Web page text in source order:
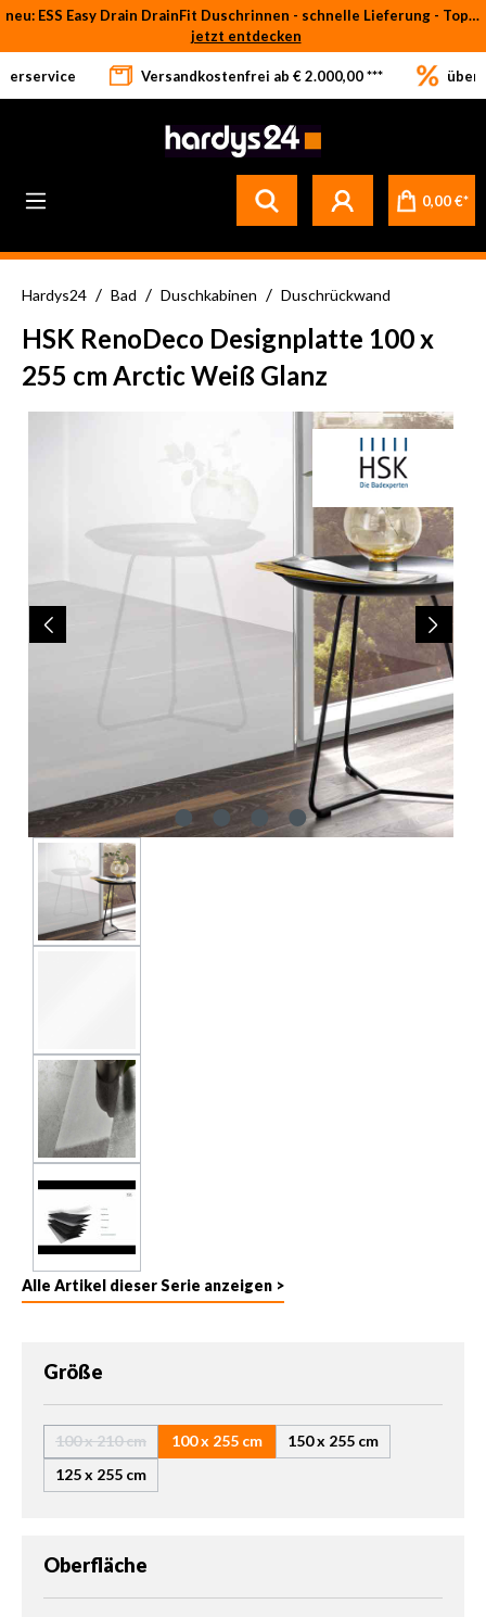
Zum Hauptinhalt springen
neu: ESS Easy Drain DrainFit Duschrinnen - schnelle Lieferung - Top-Preise
jetzt entdecken
Versandkostenfrei ab € 2.000,00 *** über
0,00 €*
Hardys24 / Bad / Duschkabinen / Duschrückwand
HSK RenoDeco Designplatte 100 x
255 cm Arctic Weiß Glanz
Alle Artikel dieser Serie anzeigen >
Größe
100 x 210 cm 100 x 255 cm
150 x 255 cm
125 x 255 cm
Oberfläche